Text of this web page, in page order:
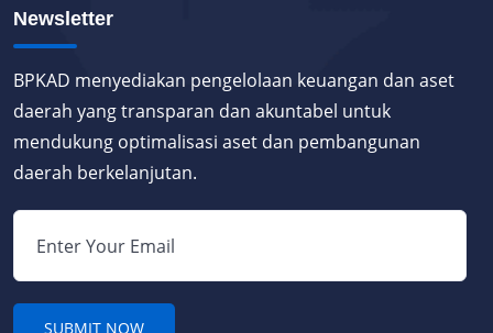
Newsletter
BPKAD menyediakan pengelolaan keuangan dan aset
daerah yang transparan dan akuntabel untuk
mendukung optimalisasi aset dan pembangunan
daerah berkelanjutan.